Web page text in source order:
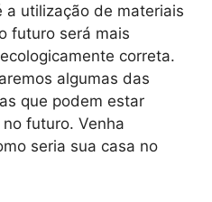
utilização de materiais
futuro será mais
correta.
algumas das
que podem estar
futuro. Venha
seria sua casa no